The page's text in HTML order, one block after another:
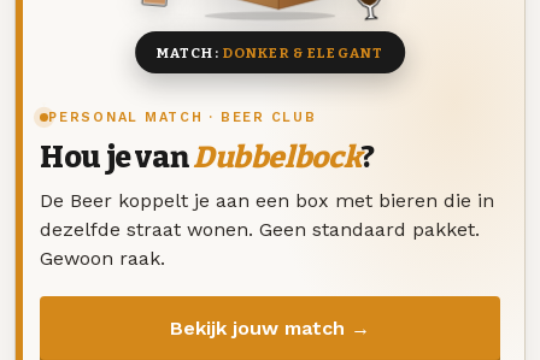
PERSONAL MATCH · BEER CLUB
Hou je vanDubbelbock?
De Beer koppelt je aan een box met bieren die in
dezelfde straat wonen. Geen standaard pakket.
Gewoon raak.
Bekijk jouw match →
MATCH: DONKER & ELEGANT